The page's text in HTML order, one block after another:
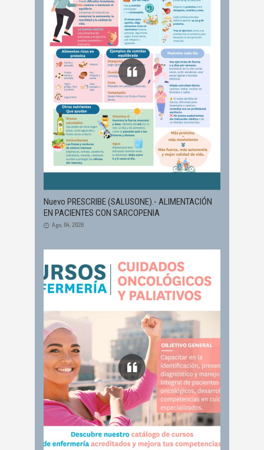
Nuevo PRESCRIBE (SALUSONE).- ALIMENTACIÓN
EN PACIENTES CON SARCOPENIA
Ago, 04, 2026